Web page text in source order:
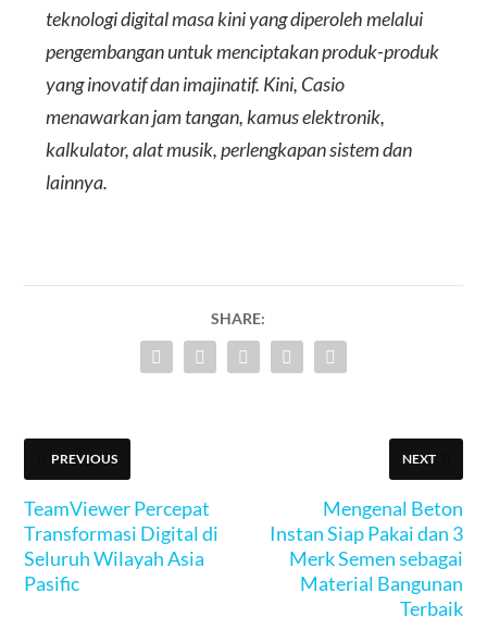
teknologi digital masa kini yang diperoleh melalui
pengembangan untuk menciptakan produk-produk
yang inovatif dan imajinatif. Kini, Casio
menawarkan jam tangan, kamus elektronik,
kalkulator, alat musik, perlengkapan sistem dan
lainnya.
SHARE:
PREVIOUS
TeamViewer Percepat
Transformasi Digital di
Seluruh Wilayah Asia
Pasific
NEXT
Mengenal Beton
Instan Siap Pakai dan 3
Merk Semen sebagai
Material Bangunan
Terbaik